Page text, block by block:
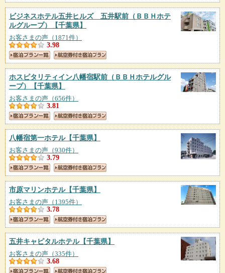
ビジネスホテル五井ヒルズ 五井駅前（ＢＢＨホテ
ルグループ）
【千葉県】
お客さまの声（1871件）
3.98
ホスピタリティイン八幡宿駅前（ＢＢＨホテルグル
ープ）
【千葉県】
お客さまの声（656件）
3.81
八幡宿第一ホテル【千葉県】
お客さまの声（930件）
3.79
市原マリンホテル【千葉県】
お客さまの声（1395件）
3.78
五井キャピタルホテル【千葉県】
お客さまの声（335件）
3.68